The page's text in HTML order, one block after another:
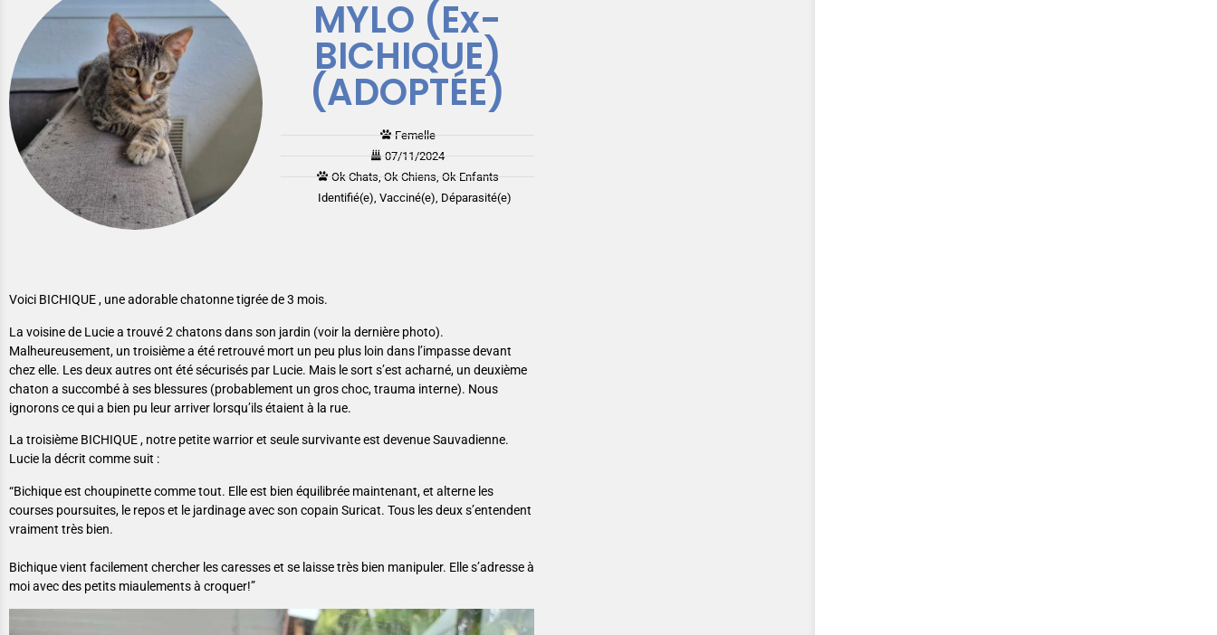
MYLO (Ex-
BICHIQUE)
(ADOPTÉE)
Femelle
07/11/2024
Ok Chats, Ok Chiens, Ok Enfants
Identifié(e), Vacciné(e), Déparasité(e)
Voici BICHIQUE , une adorable chatonne tigrée de 3 mois.
La voisine de Lucie a trouvé 2 chatons dans son jardin (voir la dernière photo).
Malheureusement, un troisième a été retrouvé mort un peu plus loin dans l’impasse devant
chez elle. Les deux autres ont été sécurisés par Lucie. Mais le sort s’est acharné, un deuxième
chaton a succombé à ses blessures (probablement un gros choc, trauma interne). Nous
ignorons ce qui a bien pu leur arriver lorsqu’ils étaient à la rue.
La troisième BICHIQUE , notre petite warrior et seule survivante est devenue Sauvadienne.
Lucie la décrit comme suit :
“Bichique est choupinette comme tout. Elle est bien équilibrée maintenant, et alterne les
courses poursuites, le repos et le jardinage avec son copain Suricat. Tous les deux s’entendent
vraiment très bien.
Bichique vient facilement chercher les caresses et se laisse très bien manipuler. Elle s’adresse à
moi avec des petits miaulements à croquer!”